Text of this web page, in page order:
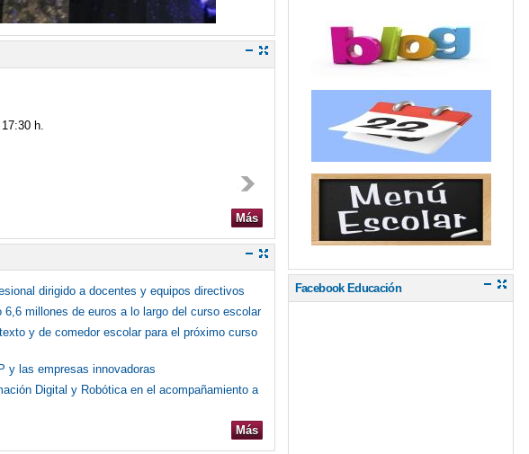
h.
Más
dirigido a docentes y equipos directivos
millones de euros a lo largo del curso escolar
y de comedor escolar para el próximo curso
y las empresas innovadoras
Digital y Robótica en el acompañamiento a
Más
Facebook Educación